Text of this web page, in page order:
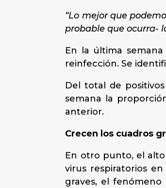
“Lo mejor que
probable que ocurra-
En la última semana
reinfección. Se
Del total de
semana la
anterior.
Crecen los cuadros
En otro punto, el
virus respiratorios
graves, el